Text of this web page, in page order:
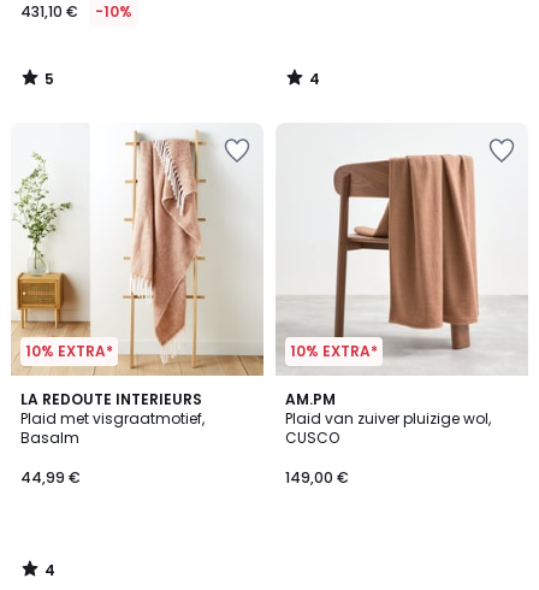
431,10 € -10%
5
/
4
/
10% EXTRA*
LA REDOUTE INTERIEURS
Plaid met visgraatmotief,
Basalm
44,99 €
4
/
5
4
/
10% EXTRA*
AM.PM
Plaid van zuiver pluizige wol,
CUSCO
149,00 €